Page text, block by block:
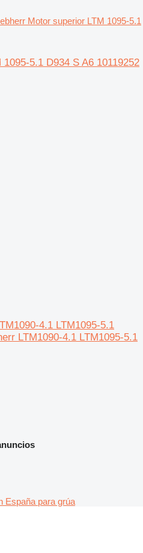
Motor superior LTM 1095-5.1
5.1 D934 S A6 10119252
4.1 LTM1095-5.1
LTM1090-4.1 LTM1095-5.1
España para grúa